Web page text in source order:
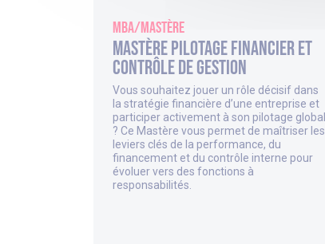
MBA/Mastère
Mastère Pilotage Financier et
Contrôle de Gestion
Vous souhaitez jouer un rôle décisif dans
la stratégie financière d’une entreprise et
participer activement à son pilotage global
? Ce Mastère vous permet de maîtriser les
leviers clés de la performance, du
financement et du contrôle interne pour
évoluer vers des fonctions à
responsabilités.